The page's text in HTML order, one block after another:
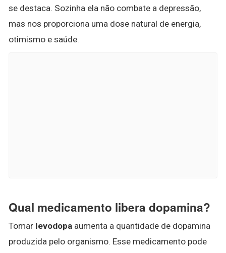
se destaca. Sozinha ela não combate a depressão,
mas nos proporciona uma dose natural de energia,
otimismo e saúde.
Qual medicamento libera dopamina?
Tomar levodopa aumenta a quantidade de dopamina
produzida pelo organismo. Esse medicamento pode